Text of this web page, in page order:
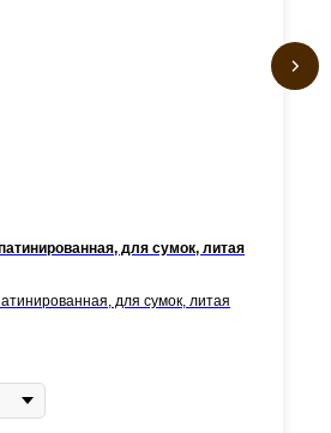
для сумок, литая
для сумок, литая